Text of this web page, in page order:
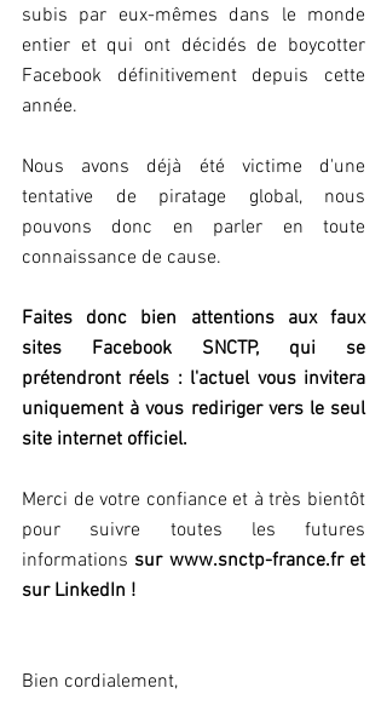
subis par eux-mêmes dans le monde
entier et qui ont décidés de boycotter
Facebook définitivement depuis cette
année.
Nous avons déjà été victime d'une
tentative de piratage global, nous
pouvons donc en parler en toute
connaissance de cause.
Faites donc bien attentions aux faux
sites Facebook SNCTP, qui se
prétendront réels : l'actuel vous invitera
uniquement à vous rediriger vers le seul
site internet officiel.
Merci de votre confiance et à très bientôt
pour suivre toutes les futures
informations sur www.snctp-france.fr et
sur LinkedIn !
Bien cordialement,